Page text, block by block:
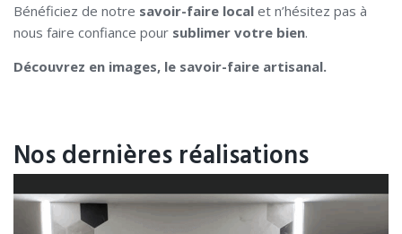
Bénéficiez de notre savoir-faire local et n’hésitez pas à
nous faire confiance pour sublimer votre bien.
Découvrez en images, le savoir-faire artisanal.
Nos dernières réalisations